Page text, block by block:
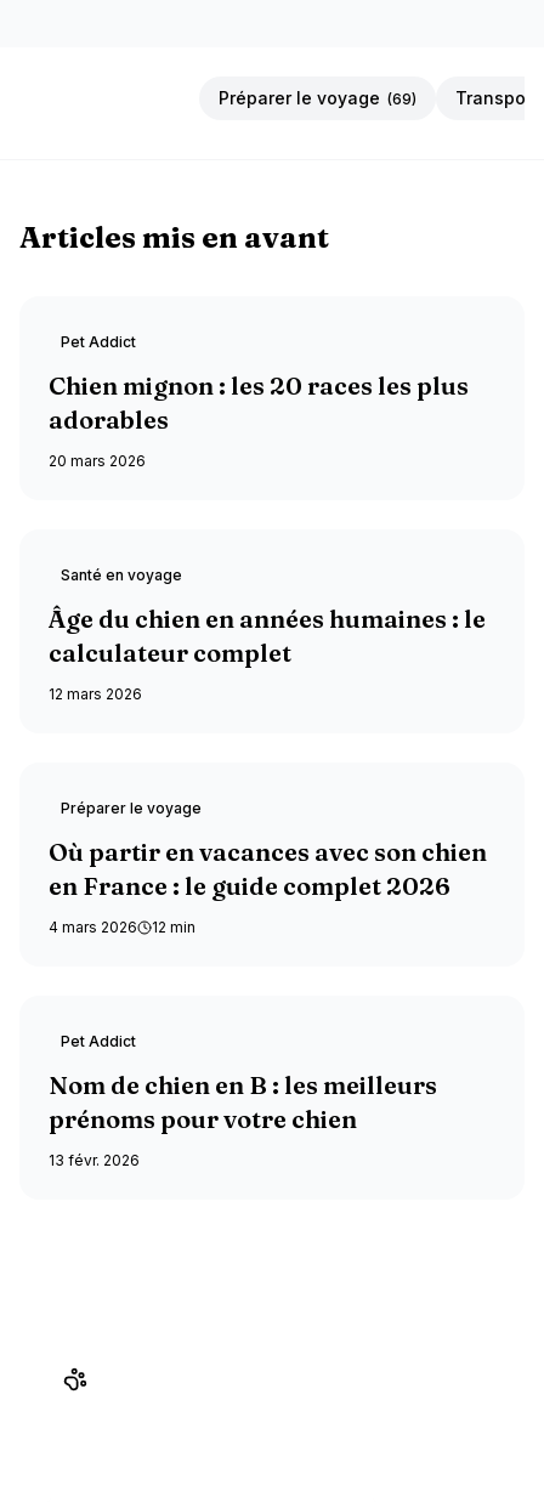
Préparer le voyage (69)
Articles mis en avant
Pet Addict
Chien mignon : les 20 races les plus
adorables
20 mars 2026
Santé en voyage
Âge du chien en années humaines : le
calculateur complet
12 mars 2026
Préparer le voyage
Où partir en vacances avec son chien
en France : le guide complet 2026
4 mars 2026 12 min
Pet Addict
Nom de chien en B : les meilleurs
prénoms pour votre chien
13 févr. 2026